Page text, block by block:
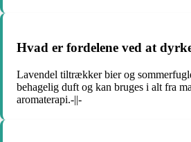
Hvad er fordelene ved at
Lavendel tiltrækker bier og
behagelig duft og kan bruges i alt fra
aromaterapi.-||-